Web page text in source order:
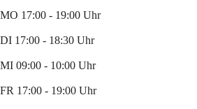
MO 17:00 - 19:00 Uhr
DI 17:00 - 18:30 Uhr
MI 09:00 - 10:00 Uhr
FR 17:00 - 19:00 Uhr